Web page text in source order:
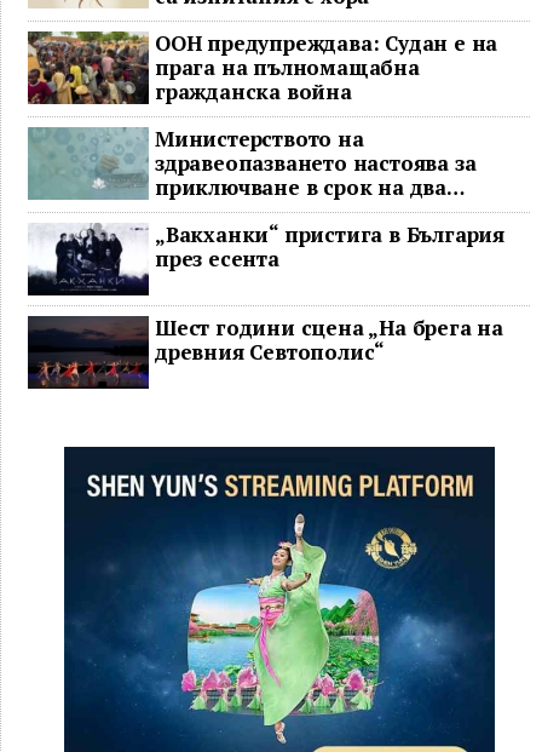
ООН предупреждава: Судан е на
прага на пълномащабна
гражданска война
Министерството на
здравеопазването настоява за
приключване в срок на два
ключови строителни проекта
„Вакханки“ пристига в България
през есента
Шест години сцена „На брега на
древния Севтополис“